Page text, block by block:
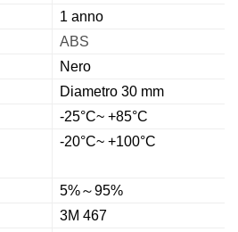
1 anno
ABS
Nero
Diametro 30 mm
-25°C~ +85°C
-20°C~ +100°C
5%～95%
3M 467